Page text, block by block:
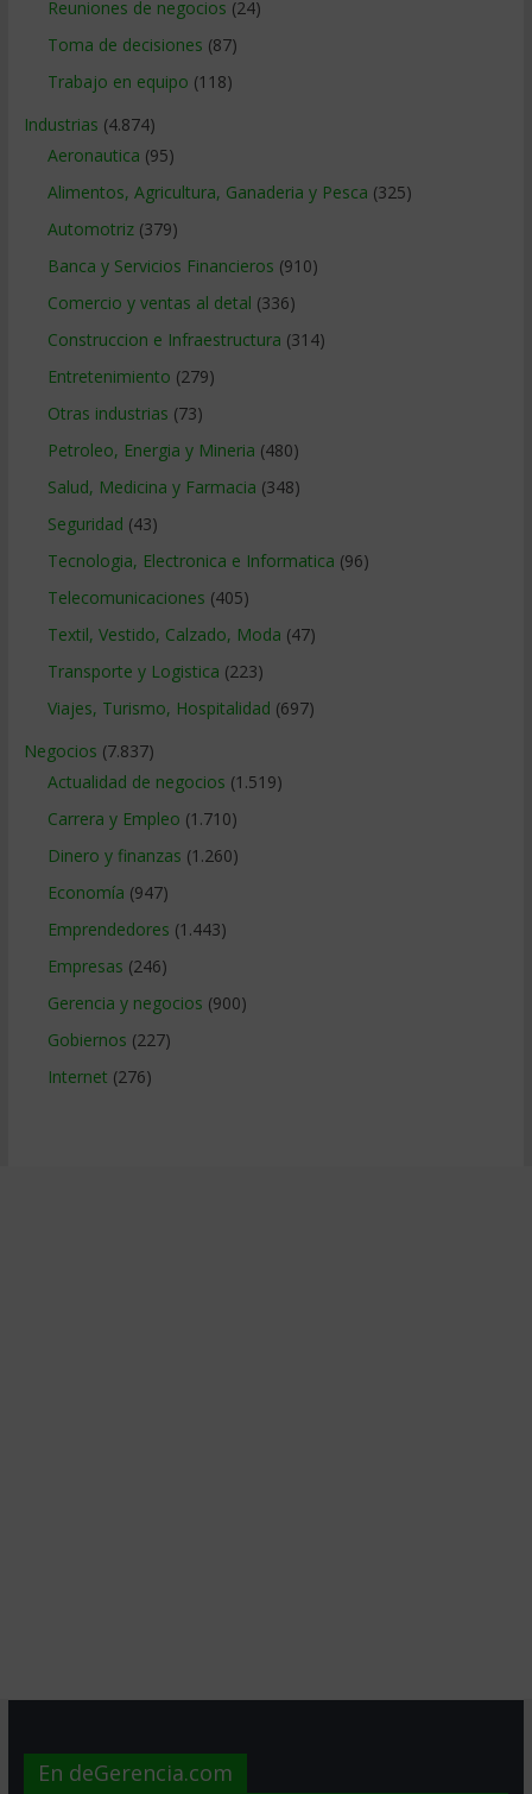
Reuniones de negocios (24)
Toma de decisiones (87)
Trabajo en equipo (118)
Industrias (4.874)
Aeronautica (95)
Alimentos, Agricultura, Ganaderia y Pesca (325)
Automotriz(379)
Banca y Servicios Financieros (910)
Comercio y ventas al detal (336)
Construccion e Infraestructura (314)
Entretenimiento (279)
Otras industrias (73)
Petroleo, Energia y Mineria (480)
Salud, Medicina y Farmacia (348)
Seguridad (43)
Tecnologia, Electronica e Informatica (96)
Telecomunicaciones (405)
Textil, Vestido, Calzado, Moda (47)
Transporte y Logistica (223)
Viajes, Turismo, Hospitalidad (697)
Negocios (7.837)
Actualidad de negocios (1.519)
Carrera y Empleo (1.710)
Dinero y finanzas (1.260)
Economía (947)
Emprendedores (1.443)
Empresas (246)
Gerencia y negocios (900)
Gobiernos (227)
Internet (276)
En deGerencia.com